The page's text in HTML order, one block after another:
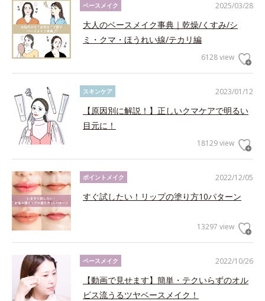
2025/03/28
ベースメイク
大人のベースメイク事典｜乾燥/くすみ/シ
ミ・クマ・ほうれい線/テカリ編
6128 view
2023/01/12
スキンケア
【原因別に解説！】正しいクマケアで明るい
目元に！
18129 view
2022/12/05
ポイントメイク
すぐ試したい！リップの塗り方10パターン
13297 view
2022/10/26
ベースメイク
【動画で見せます】簡単・テクいらずのオル
ビス流うるツヤベースメイク！